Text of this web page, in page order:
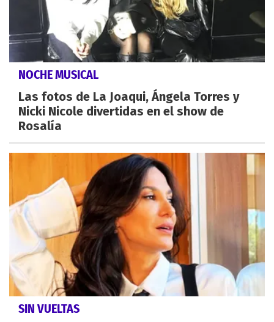
NOCHE MUSICAL
Las fotos de La Joaqui, Ángela Torres y
Nicki Nicole divertidas en el show de
Rosalía
SIN VUELTAS